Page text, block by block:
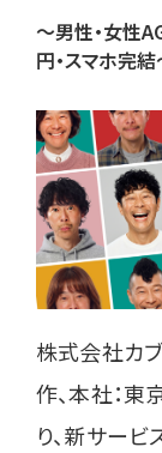
〜男性・女性
円・スマホ完
株式会社カ
作、本社：東
り、新サー